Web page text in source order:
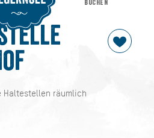
Krinner Hof
Haltestellen räumlich
Krinner Hof
BUCHEN